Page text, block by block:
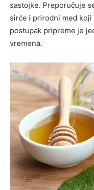
sastojke. Preporučuje
sirće i prirodni med
postupak pripreme je
vremena.